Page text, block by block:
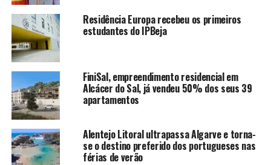
Residência Europa recebeu os primeiros
estudantes do IPBeja
FiniSal, empreendimento residencial em
Alcácer do Sal, já vendeu 50% dos seus 39
apartamentos
Alentejo Litoral ultrapassa Algarve e torna-
se o destino preferido dos portugueses nas
férias de verão